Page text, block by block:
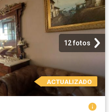
12 fotos
ACTUALIZADO